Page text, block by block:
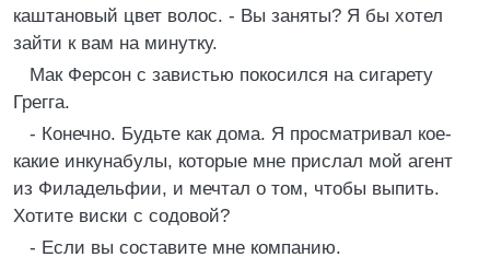
каштановый цвет волос. - Вы заняты? Я бы хотел
зайти к вам на минутку.
Мак Ферсон с завистью покосился на сигарету
Грегга.
- Конечно. Будьте как дома. Я просматривал кое-
какие инкунабулы, которые мне прислал мой агент
из Филадельфии, и мечтал о том, чтобы выпить.
Хотите виски с содовой?
- Если вы составите мне компанию.